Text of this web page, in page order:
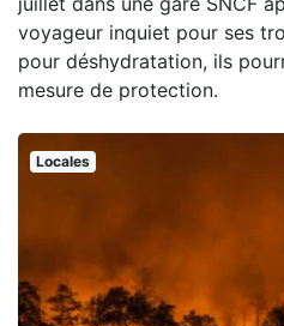
voyageur inquiet pour ses
pour déshydratation, ils
mesure de protection.
Locales